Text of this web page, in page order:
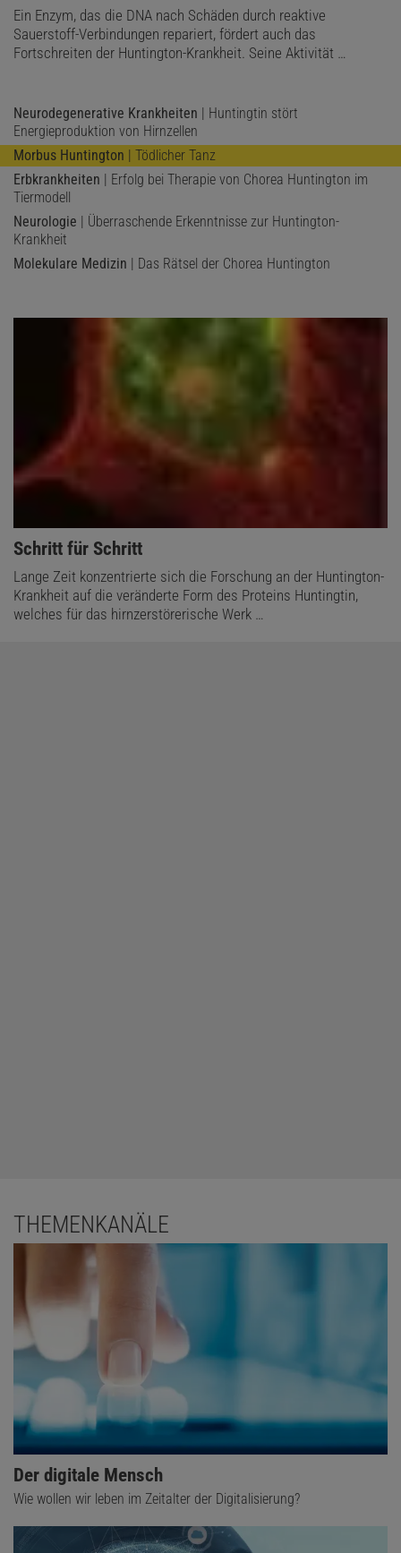
Ein Enzym, das die DNA nach Schäden durch reaktive
Sauerstoff-Verbindungen repariert, fördert auch das
Fortschreiten der Huntington-Krankheit. Seine Aktivität …
Neurodegenerative Krankheiten | Huntingtin stört
Energieproduktion von Hirnzellen
Morbus Huntington | Tödlicher Tanz
Erbkrankheiten | Erfolg bei Therapie von Chorea Huntington im
Tiermodell
Neurologie | Überraschende Erkenntnisse zur Huntington-
Krankheit
Molekulare Medizin | Das Rätsel der Chorea Huntington
:
Schritt für Schritt
Lange Zeit konzentrierte sich die Forschung an der Huntington-
Krankheit auf die veränderte Form des Proteins Huntingtin,
welches für das hirnzerstörerische Werk …
THEMENKANÄLE
Der digitale Mensch
Wie wollen wir leben im Zeitalter der Digitalisierung?